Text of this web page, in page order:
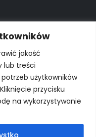
jakość
lub treści
użytkowników
przycisku
na wykorzystywanie
sztuki preorder
Rights Reserved